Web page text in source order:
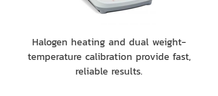
Halogen heating and dual weight-
temperature calibration provide fast,
reliable results.